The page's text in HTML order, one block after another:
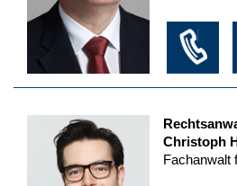
Christoph
Fachanwalt